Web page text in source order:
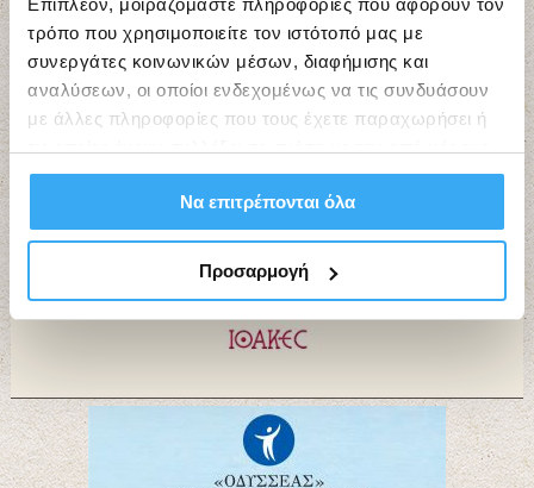
Επιπλέον, μοιραζόμαστε πληροφορίες που αφορούν τον
τρόπο που χρησιμοποιείτε τον ιστότοπό μας με
συνεργάτες κοινωνικών μέσων, διαφήμισης και
αναλύσεων, οι οποίοι ενδεχομένως να τις συνδυάσουν
με άλλες πληροφορίες που τους έχετε παραχωρήσει ή
σας χρήση των υπηρεσιών τους.
Να επιτρέπονται όλα
Προσαρμογή
Εργαστήρια Τέχνης “ΙΘΑΚΕΣ”